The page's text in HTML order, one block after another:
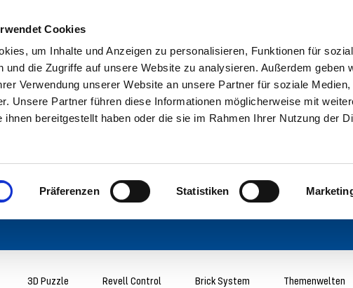
Cookies
um Inhalte und Anzeigen zu personalisieren, Funktionen für
und die Zugriffe auf unsere Website zu analysieren. Außerdem geben
Verwendung unserer Website an unsere Partner für soziale Medien,
Unsere Partner führen diese Informationen möglicherweise mit
ihnen bereitgestellt haben oder die sie im Rahmen Ihrer Nutzung der
Präferenzen Statistiken
3D Puzzle Revell Control Brick System
Themenwelten